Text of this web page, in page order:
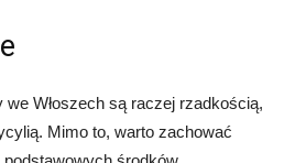
Włoszech są raczej rzadkością,
Mimo to, warto zachować